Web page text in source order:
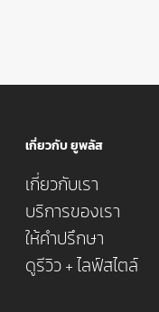
เกี่ยวกับ ยูพลัส
เกี่ยวกับเรา
บริการของเรา
ให้คำปรึกษา
ดูรีวิว + ไลฟ์สไตล์